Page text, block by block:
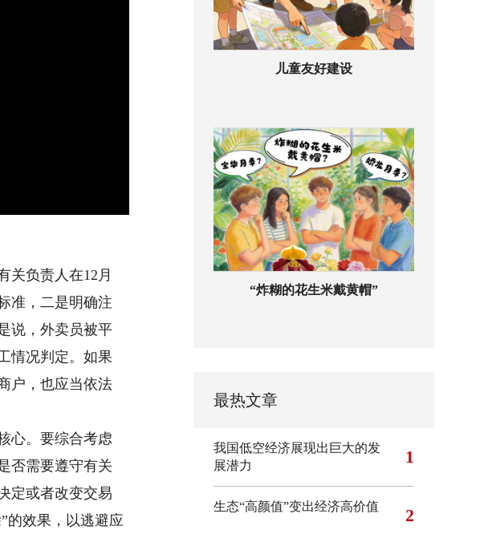
负责人在12月
准，二是明确注
说，外卖员被平
情况判定。如果
户，也应当依法
心。要综合考虑
否需要遵守有关
定或者改变交易
的效果，以逃避应
儿童友好建设
“炸糊的花生米戴黄帽”
最热文章
我国低空经济展现出巨大的发
展潜力
1
生态“高颜值”变出经济高价值 2